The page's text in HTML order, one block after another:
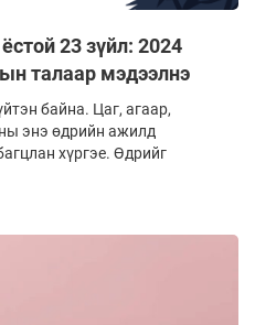
23 зүйл: 2024
талаар мэдээлнэ
байна. Цаг, агаар,
энэ өдрийн ажилд
хүргэе. Өдрийг